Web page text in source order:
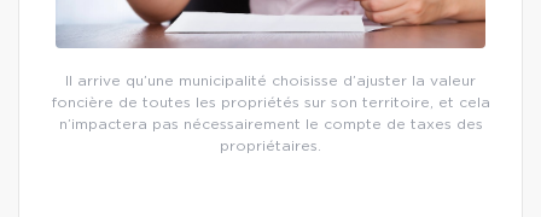
Il arrive qu’une municipalité choisisse d’ajuster la valeur
foncière de toutes les propriétés sur son territoire, et cela
n’impactera pas nécessairement le compte de taxes des
propriétaires.